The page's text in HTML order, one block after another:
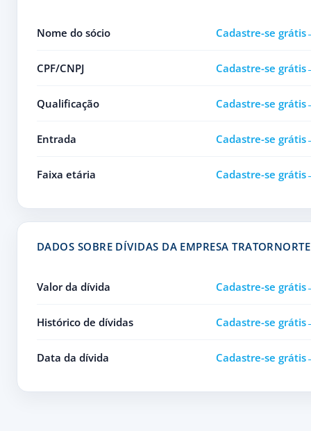
Nome do sócio Cadastre-se grátis
CPF/CNPJ Cadastre-se grátis
Qualificação Cadastre-se grátis
Entrada Cadastre-se grátis
Faixa etária Cadastre-se grátis
DADOS SOBRE DÍVIDAS DA EMPRESA TRATORNORTE
Valor da dívida Cadastre-se grátis
Histórico de dívidas Cadastre-se grátis
Data da dívida Cadastre-se grátis